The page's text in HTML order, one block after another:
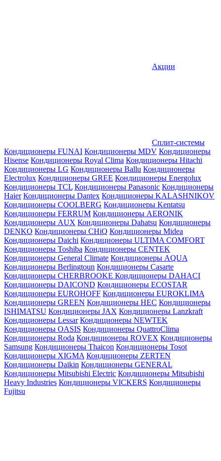
Акции
Сплит-системы
Кондиционеры FUNAI Кондиционеры MDV Кондиционеры
Hisense Кондиционеры Royal Clima Кондиционеры Hitachi
Кондиционеры LG Кондиционеры Ballu Кондиционеры
Electrolux Кондиционеры GREE Кондиционеры Energolux
Кондиционеры TCL Кондиционеры Panasonic Кондиционеры
Haier Кондиционеры Dantex Кондиционеры KALASHNIKOV
Кондиционеры СOOLBERG Кондиционеры Kentatsu
Кондиционеры FERRUM Кондиционеры AERONIK
Кондиционеры AUX Кондиционеры Dahatsu Кондиционеры
DENKO Кондиционеры CHiQ Кондиционеры Midea
Кондиционеры Daichi Кондиционеры ULTIMA COMFORT
Кондиционеры Toshiba Кондиционеры CENTEK
Кондиционеры General Climate Кондиционеры AQUA
Кондиционеры Berlingtoun Кондиционеры Casarte
Кондиционеры CHERBROOKE Кондиционеры DAHACI
Кондиционеры DAICOND Кондиционеры ECOSTAR
Кондиционеры EUROHOFF Кондиционеры EUROKLIMA
Кондиционеры GREEN Кондиционеры HEC Кондиционеры
ISHIMATSU Кондиционеры JAX Кондиционеры Lanzkraft
Кондиционеры Lessar Кондиционеры NEWTEK
Кондиционеры OASIS Кондиционеры QuattroClima
Кондиционеры Roda Кондиционеры ROVEX Кондиционеры
Samsung Кондиционеры Thaicon Кондиционеры Tosot
Кондиционеры XIGMA Кондиционеры ZERTEN
Кондиционеры Daikin Кондиционеры GENERAL
Кондиционеры Mitsubishi Electric Кондиционеры Mitsubishi
Heavy Industries Кондиционеры VICKERS Кондиционеры
Fujitsu